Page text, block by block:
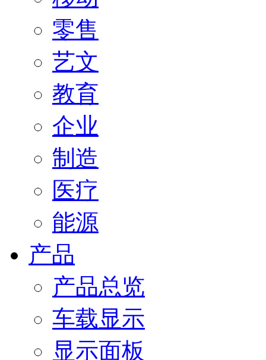
零售
艺文
教育
企业
制造
医疗
能源
产品
产品总览
车载显示
显示面板